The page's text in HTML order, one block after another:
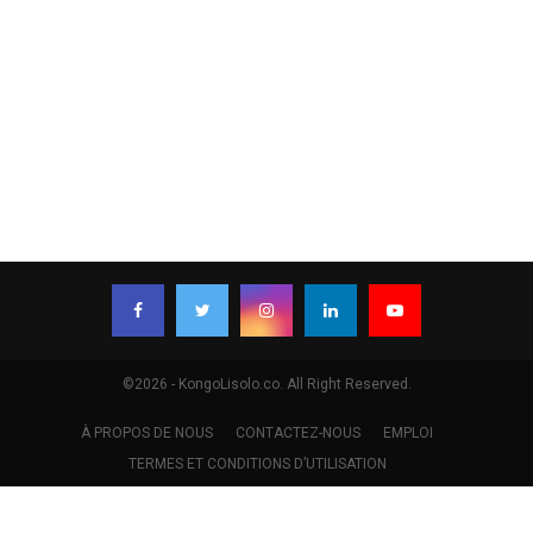
©2026 - KongoLisolo.co. All Right Reserved.
À PROPOS DE NOUS CONTACTEZ-NOUS
EMPLOI
TERMES ET CONDITIONS D’UTILISATION